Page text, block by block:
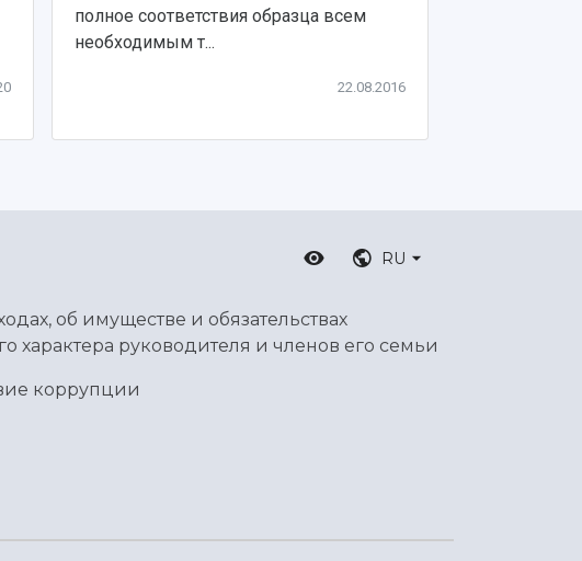
полное соответствия образца всем
необходимым т...
22.08.2016
RU
об имуществе и обязательствах
характера руководителя и членов его семьи
коррупции